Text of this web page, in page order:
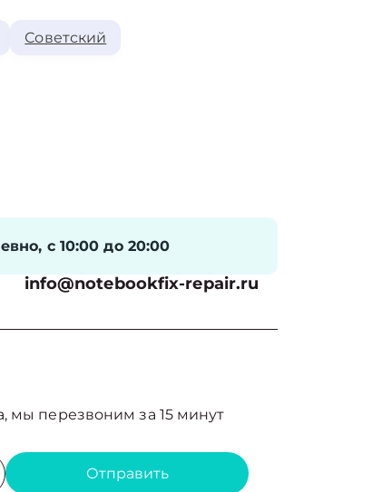
Советский
с 10:00 до 20:00
info@notebookfix-repair.ru
мы перезвоним за 15 минут
Отправить